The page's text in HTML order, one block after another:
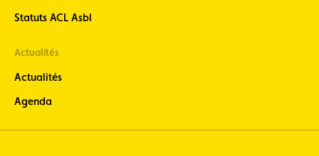
Statuts ACL Asbl
Actualités
Actualités
Agenda